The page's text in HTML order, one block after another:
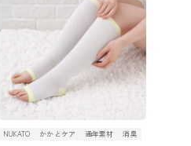
NUKATO かかとケア 通年素材 消臭